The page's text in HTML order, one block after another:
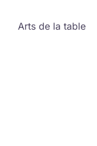
Arts de la table